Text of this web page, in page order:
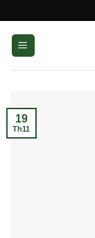
content
19
Th11